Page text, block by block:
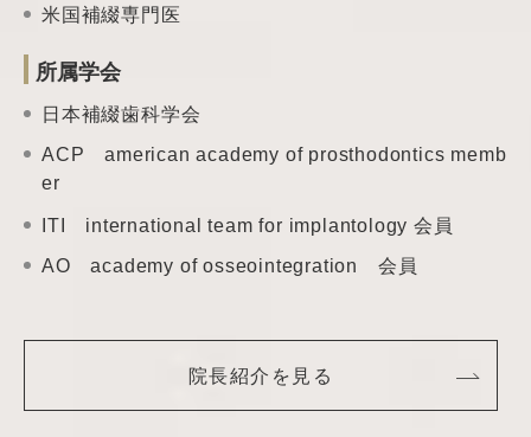
米国補綴専門医
所属学会
日本補綴歯科学会
ACP american academy of prosthodontics memb
er
ITI international teamfor implantology 会員
AO academy ofosseointegration 会員
院長紹介を見る